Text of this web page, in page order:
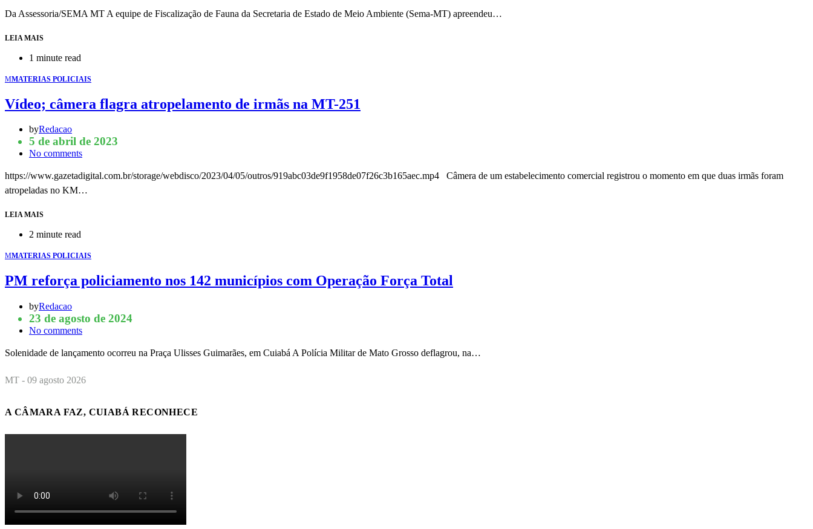
Da Assessoria/SEMA MT A equipe de Fiscalização de Fauna da Secretaria de Estado de Meio Ambiente (Sema-MT) apreendeu…
LEIA MAIS
1 minute read
MMATERIAS POLICIAIS
Vídeo; câmera flagra atropelamento de irmãs na MT-251
byRedacao
5 de abril de 2023
No comments
https://www.gazetadigital.com.br/storage/webdisco/2023/04/05/outros/919abc03de9f1958de07f26c3b165aec.mp4 Câmera de um estabelecimento comercial registrou o momento em que duas irmãs foram
atropeladas no KM…
LEIA MAIS
2 minute read
MMATERIAS POLICIAIS
PM reforça policiamento nos 142 municípios com Operação Força Total
byRedacao
23 de agosto de 2024
No comments
Solenidade de lançamento ocorreu na Praça Ulisses Guimarães, em Cuiabá A Polícia Militar de Mato Grosso deflagrou, na…
MT - 09 agosto 2026
A CÂMARA FAZ, CUIABÁ RECONHECE